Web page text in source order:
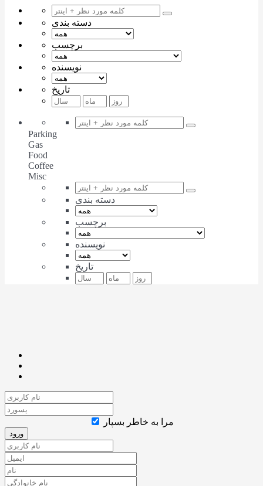
دسته بندی
برچسب
نویسنده
تاریخ
Parking
Gas
Food
Coffee
Misc
دسته بندی
برچسب
نویسنده
تاریخ
مرا به خاطر بسپار